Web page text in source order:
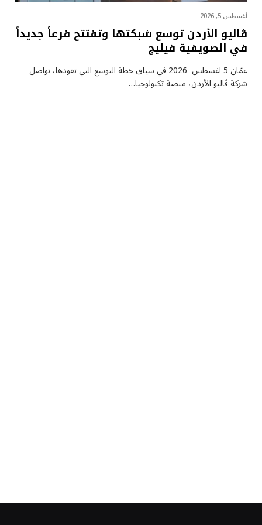
أغسطس 5, 2026
ڤاليو الأردن توسع شبكتها وتفتتح فرعاً جديداً
في الصويفية فيليج
عمّان 5 اغسطس 2026 في سياق خطة التوسع التي تقودها، تواصل
شركة ڤاليو الأردن، منصة تكنولوجيا…